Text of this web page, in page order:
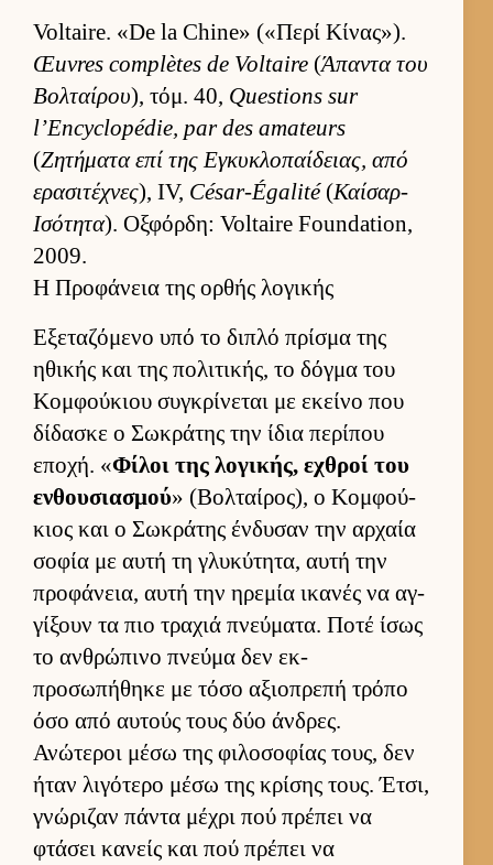
Voltaire. «De la Chine» («Περί Κίνας»).
Œuvres complètes de Voltaire (Άπαντα του
Βολ­ταί­ρου), τόμ. 40, Questions sur
l’Encyclopédie, par des amateurs
(Ζητήματα επί της Εγκυκλοπαί­δειας, από
ερασιτέχνες), IV, César-Égalité(Καίσαρ-
Ισότητα). Οξ­φόρ­δη: Voltaire Foundation,
2009.
Η Προφάνεια της ορθής λογικής
Εξεταζόμενο υπό το διπλό πρίσμα της
ηθικής και της πολιτικής, το δόγμα του
Κομ­φού­κιου συγκρίνεται με εκείνο που
δίδασκε ο Σωκράτης την ίδια περίπου
εποχή. «Φίλοι της λογικής, εχθροί του
εν­θου­σια­σμού» (Βολ­ταί­ρος), ο Κομ­φού­
κιος και ο Σωκράτης έν­δυσαν την αρ­χαία
σοφία με αυτή τη γλυκύτητα, αυτή την
προφάνεια, αυτή την ηρεμία ικανές να αγ­
γίξουν τα πιο τραχιά πνεύ­ματα. Ποτέ ίσως
το αν­θρώπινο πνεύμα δεν εκ­
προσωπήθηκε με τόσο αξιο­πρεπή τρόπο
όσο από αυ­τούς τους δύο άν­δρες.
Ανώτεροι μέσω της φιλοσοφίας τους, δεν
ήταν λιγότερο μέσω της κρίσης τους. Έτσι,
γνώριζαν πάντα μέχρι πού πρέπει να
φτάσει κανείς και πού πρέπει να